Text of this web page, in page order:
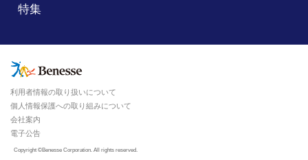
特集
Copyright ©Benesse Corporation. All rights reserved.
利用者情報の取り扱いについて
個人情報保護への取り組みについて
会社案内
電子公告